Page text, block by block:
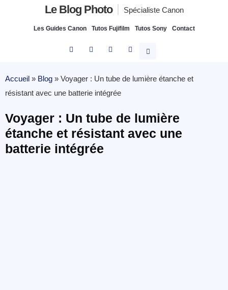
Le Blog Photo Spécialiste Canon
Les Guides Canon Tutos Fujifilm Tutos Sony Contact
Accueil » Blog » Voyager : Un tube de lumière étanche et
résistant avec une batterie intégrée
Voyager : Un tube de lumière
étanche et résistant avec une
batterie intégrée